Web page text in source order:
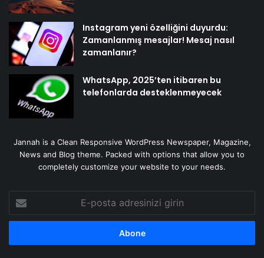
Instagram yeni özelliğini duyurdu:
Zamanlanmış mesajlar! Mesaj nasıl
zamanlanır?
WhatsApp, 2025’ten itibaren bu
telefonlarda desteklenmeyecek
Jannah is a Clean Responsive WordPress Newspaper, Magazine,
News and Blog theme. Packed with options that allow you to
completely customize your website to your needs.
posta
adresinizi